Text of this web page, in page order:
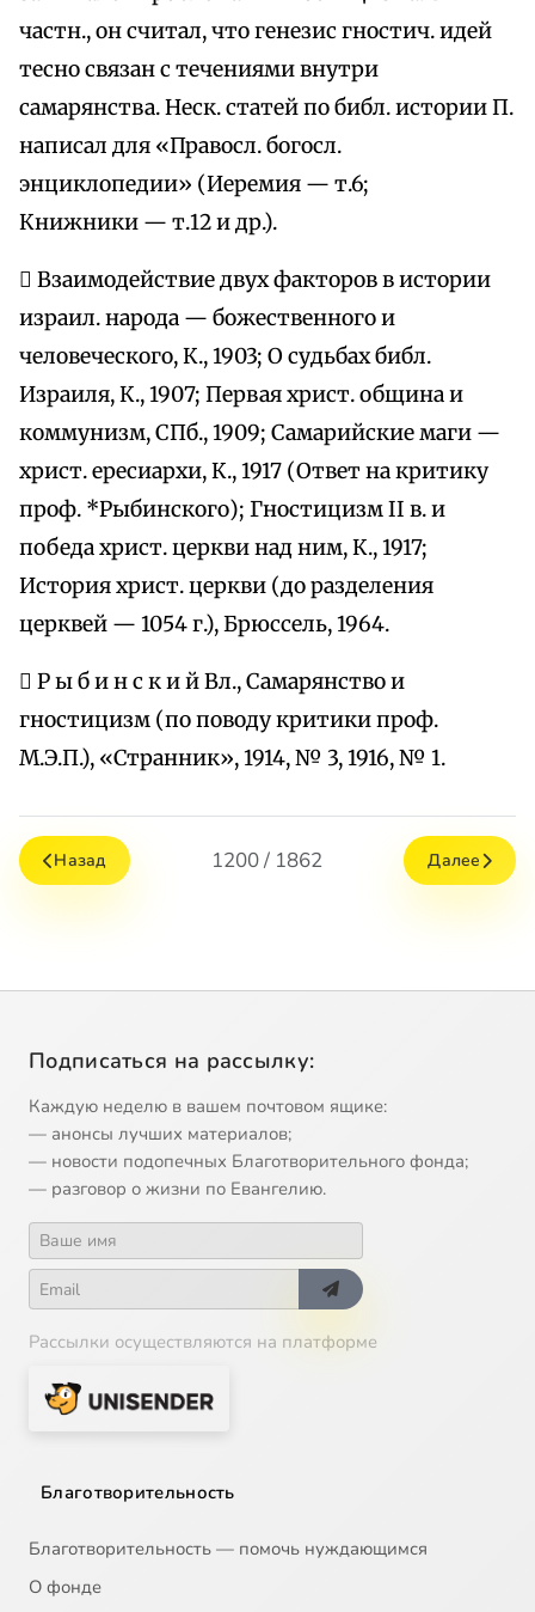
частн., он считал, что генезис гностич. идей
тесно связан с течениями внутри
самарянства. Неск. статей по библ. истории П.
написал для «Правосл. богосл.
энциклопедии» (Иеремия — т.6;
Книжники — т.12 и др.).
 Взаимодействие двух факторов в истории
израил. народа — божественного и
человеческого, К., 1903; О судьбах библ.
Израиля, К., 1907; Первая христ. община и
коммунизм, СПб., 1909; Самарийские маги —
христ. ересиархи, К., 1917 (Ответ на критику
проф. *Рыбинского); Гностицизм II в. и
победа христ. церкви над ним, К., 1917;
История христ. церкви (до разделения
церквей — 1054 г.), Брюссель, 1964.
 Р ы б и н с к и й Вл., Самарянство и
гностицизм (по поводу критики проф.
М.Э.П.), «Странник», 1914, № 3, 1916, № 1.
Назад 1200 / 1862 Далее
Подписаться на рассылку:
Каждую неделю в вашем почтовом ящике:
— анонсы лучших материалов;
— новости подопечных Благотворительного фонда;
— разговор о жизни по Евангелию.
Рассылки осуществляются на платформе
Благотворительность
Благотворительность — помочь нуждающимся
О фонде